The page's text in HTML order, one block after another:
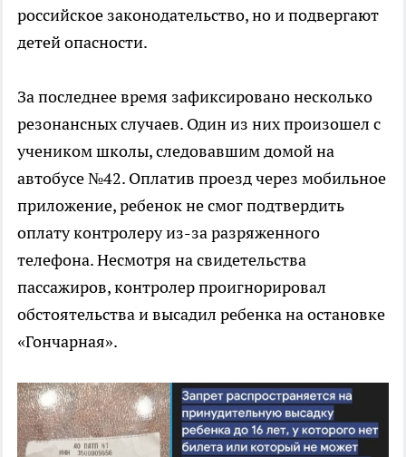
российское законодательство, но и подвергают
детей опасности.
За последнее время зафиксировано несколько
резонансных случаев. Один из них произошел с
учеником школы, следовавшим домой на
автобусе №42. Оплатив проезд через мобильное
приложение, ребенок не смог подтвердить
оплату контролеру из-за разряженного
телефона. Несмотря на свидетельства
пассажиров, контролер проигнорировал
обстоятельства и высадил ребенка на остановке
«Гончарная».